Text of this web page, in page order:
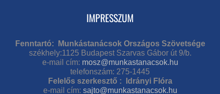
IMPRESSZUM
Fenntartó: Munkástanácsok Országos Szövetsége
székhely:1125 Budapest Szarvas Gábor út 9/b.
e-mail cím: mosz@munkastanacsok.hu
telefonszám: 275-1445
Felelős szerkesztő : Idrányi Flóra
e-mail cím: sajto@munkastanacsok.hu